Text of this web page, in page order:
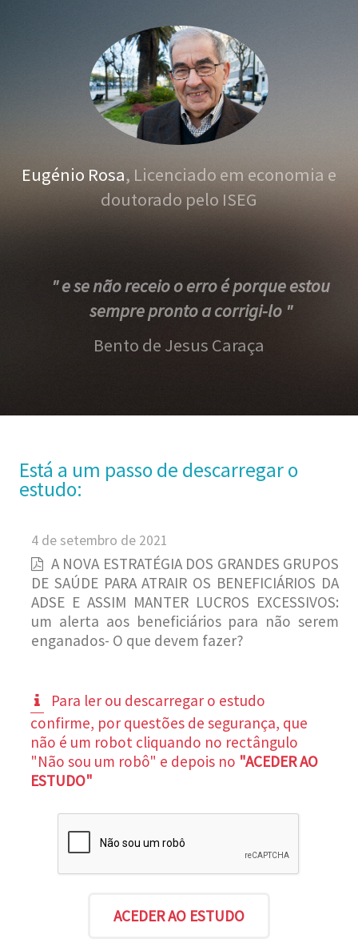
Eugénio Rosa, Licenciado em economia e
doutorado pelo ISEG
" e se não receio o erro é porque estou
sempre pronto a corrigi-lo "
Bento de Jesus Caraça
Está a um passo de descarregar o
estudo:
4 de setembro de 2021
A NOVA ESTRATÉGIA DOS GRANDES GRUPOS
DE SAÚDE PARA ATRAIR OS BENEFICIÁRIOS DA
ADSE E ASSIM MANTER LUCROS EXCESSIVOS:
um alerta aos beneficiários para não serem
enganados- O que devem fazer?
Para ler ou descarregar o estudo
confirme, por questões de segurança, que
não é um robot cliquando no rectângulo
"Não sou um robô" e depois no "ACEDER AO
ESTUDO"